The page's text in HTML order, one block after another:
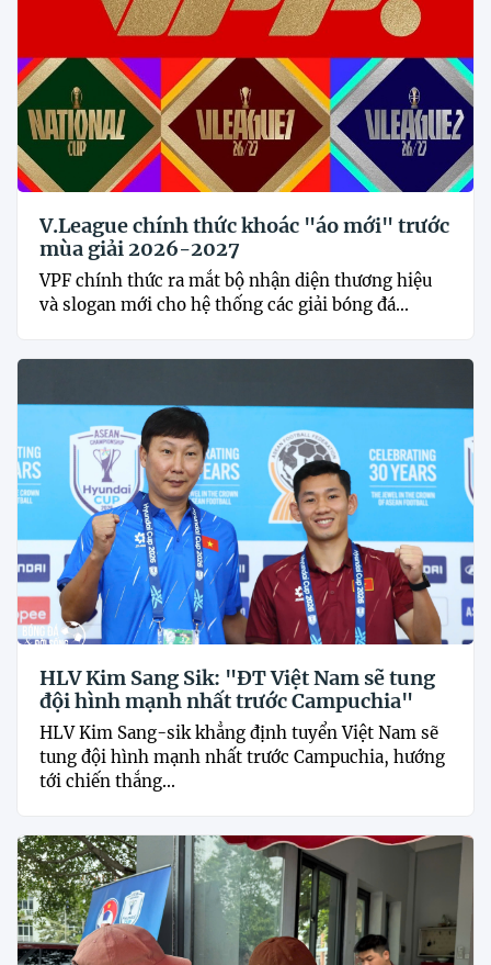
V.League chính thức khoác "áo mới" trước
mùa giải 2026-2027
VPF chính thức ra mắt bộ nhận diện thương hiệu
và slogan mới cho hệ thống các giải bóng đá...
HLV Kim Sang Sik: "ĐT Việt Nam sẽ tung
đội hình mạnh nhất trước Campuchia"
HLV Kim Sang-sik khẳng định tuyển Việt Nam sẽ
tung đội hình mạnh nhất trước Campuchia, hướng
tới chiến thắng...